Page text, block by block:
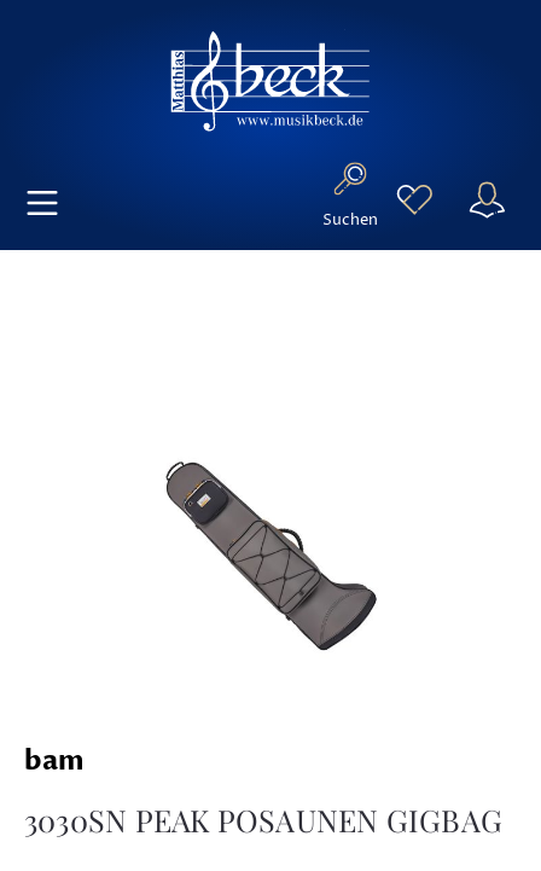
Suchen
bam
3030SN PEAK POSAUNEN GIGBAG